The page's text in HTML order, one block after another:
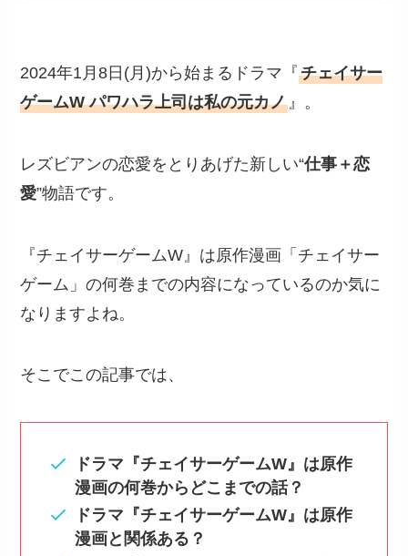
2024年1月8日(月)から始まるドラマ『チェイサー
ゲームW パワハラ上司は私の元カノ 』。
レズビアンの恋愛をとりあげた新しい“仕事＋恋
愛”物語です。
『チェイサーゲームW』は原作漫画「チェイサー
ゲーム」の何巻までの内容になっているのか気に
なりますよね。
そこでこの記事では、
ドラマ『チェイサーゲームW』は原作
漫画の何巻からどこまでの話？
ドラマ『チェイサーゲームW』は原作
漫画と関係ある？